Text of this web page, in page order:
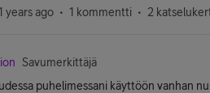
years ago 1 kommentti 2
Savumerkittäjä
puhelimessani käyttöön vanhan